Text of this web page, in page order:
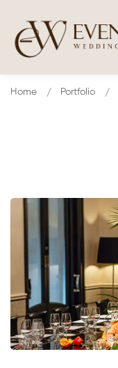
Home Portfolio